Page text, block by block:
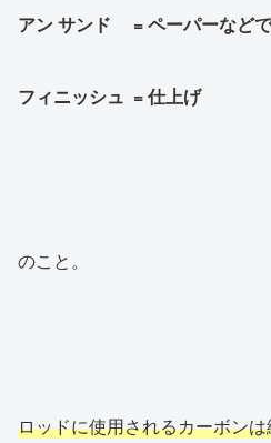
アン サンド = ペーパーなど
フィニッシュ = 仕上げ
のこと。
ロッドに使用されるカーボン